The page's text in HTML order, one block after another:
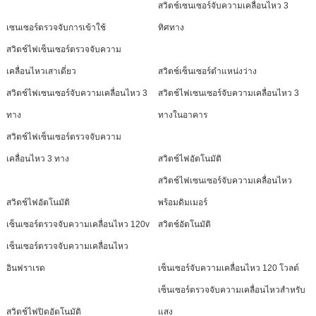
เซนเซอร์ตรวจจับการเข้าใช้
สวิตช์เซนเซอร์จับความเคลื่อนไหว 3
ทิศทาง
สวิตช์ไฟเซ็นเซอร์ตรวจจับความ
เคลื่อนไหวเสาเดี่ยว สวิตช์เซ็นเซอร์ตำแหน่งว่าง
สวิตช์ไฟเซนเซอร์จับความเคลื่อนไหว 3
ทาง
สวิตช์ไฟเซนเซอร์จับความเคลื่อนไหว 3
ทางในอาคาร
สวิตช์ไฟเซ็นเซอร์ตรวจจับความ
เคลื่อนไหว 3 ทาง สวิตช์ไฟอัตโนมัติ
สวิตช์ไฟอัตโนมัติ
สวิตช์ไฟเซนเซอร์จับความเคลื่อนไหว
พร้อมดิมเมอร์
เซ็นเซอร์ตรวจจับความเคลื่อนไหว 120v สวิตช์อัตโนมัติ
เซ็นเซอร์ตรวจจับความเคลื่อนไหว
อินฟราเรด เซ็นเซอร์จับความเคลื่อนไหว 120 โวลต์
สวิตช์ไฟปิดอัตโนมัติ
เซ็นเซอร์ตรวจจับความเคลื่อนไหวสำหรับ
แสง